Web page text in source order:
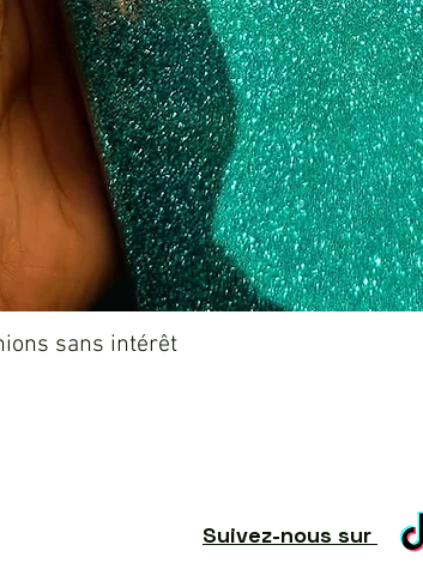
sans intérêt
Suivez-nous sur